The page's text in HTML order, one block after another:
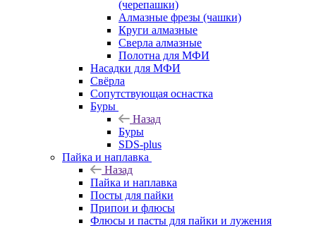
(черепашки)
Алмазные фрезы (чашки)
Круги алмазные
Сверла алмазные
Полотна для МФИ
Насадки для МФИ
Свёрла
Сопутствующая оснастка
Буры
Назад
Буры
SDS-plus
Пайка и наплавка
Назад
Пайка и наплавка
Посты для пайки
Припои и флюсы
Флюсы и пасты для пайки и лужения